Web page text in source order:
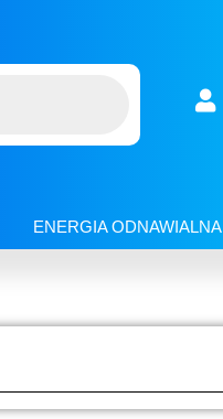
ENERGIA ODNAWIALNA